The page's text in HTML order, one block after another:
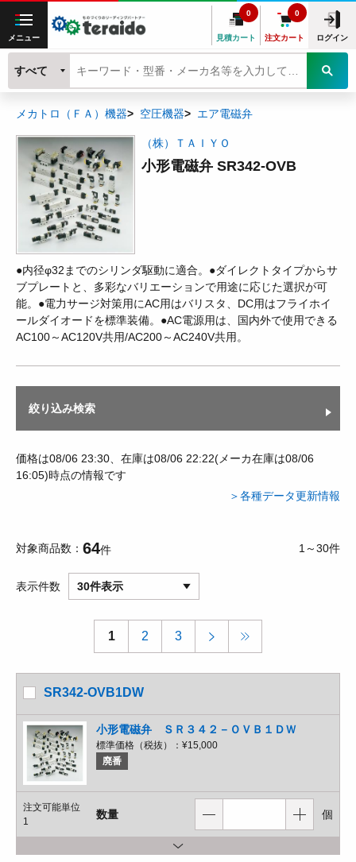
メニュー 見積カート
0
注文カート
0
ログイン
すべて
メカトロ（ＦＡ）機器 空圧機器 エア電磁弁
（株）ＴＡＩＹＯ
小形電磁弁 SR342-OVB
●内径φ32までのシリンダ駆動に適合。●ダイレクトタイプからサ
ブプレートと、多彩なバリエーションで用途に応じた選択が可
能。●電力サージ対策用にAC用はバリスタ、DC用はフライホイ
ールダイオードを標準装備。●AC電源用は、国内外で使用できる
AC100～AC120V共用/AC200～AC240V共用。
絞り込み検索
価格は08/06 23:30、在庫は08/06 22:22(メーカ在庫は08/06
16:05)時点の情報です
＞各種データ更新情報
対象商品数 64件 1～30件
表示件数 30件表示
1 2 3
SR342-OVB1DW
小形電磁弁 ＳＲ３４２－ＯＶＢ１ＤＷ
標準価格（税抜）： ¥15,000
廃番
注文可能単位
1
数量 個